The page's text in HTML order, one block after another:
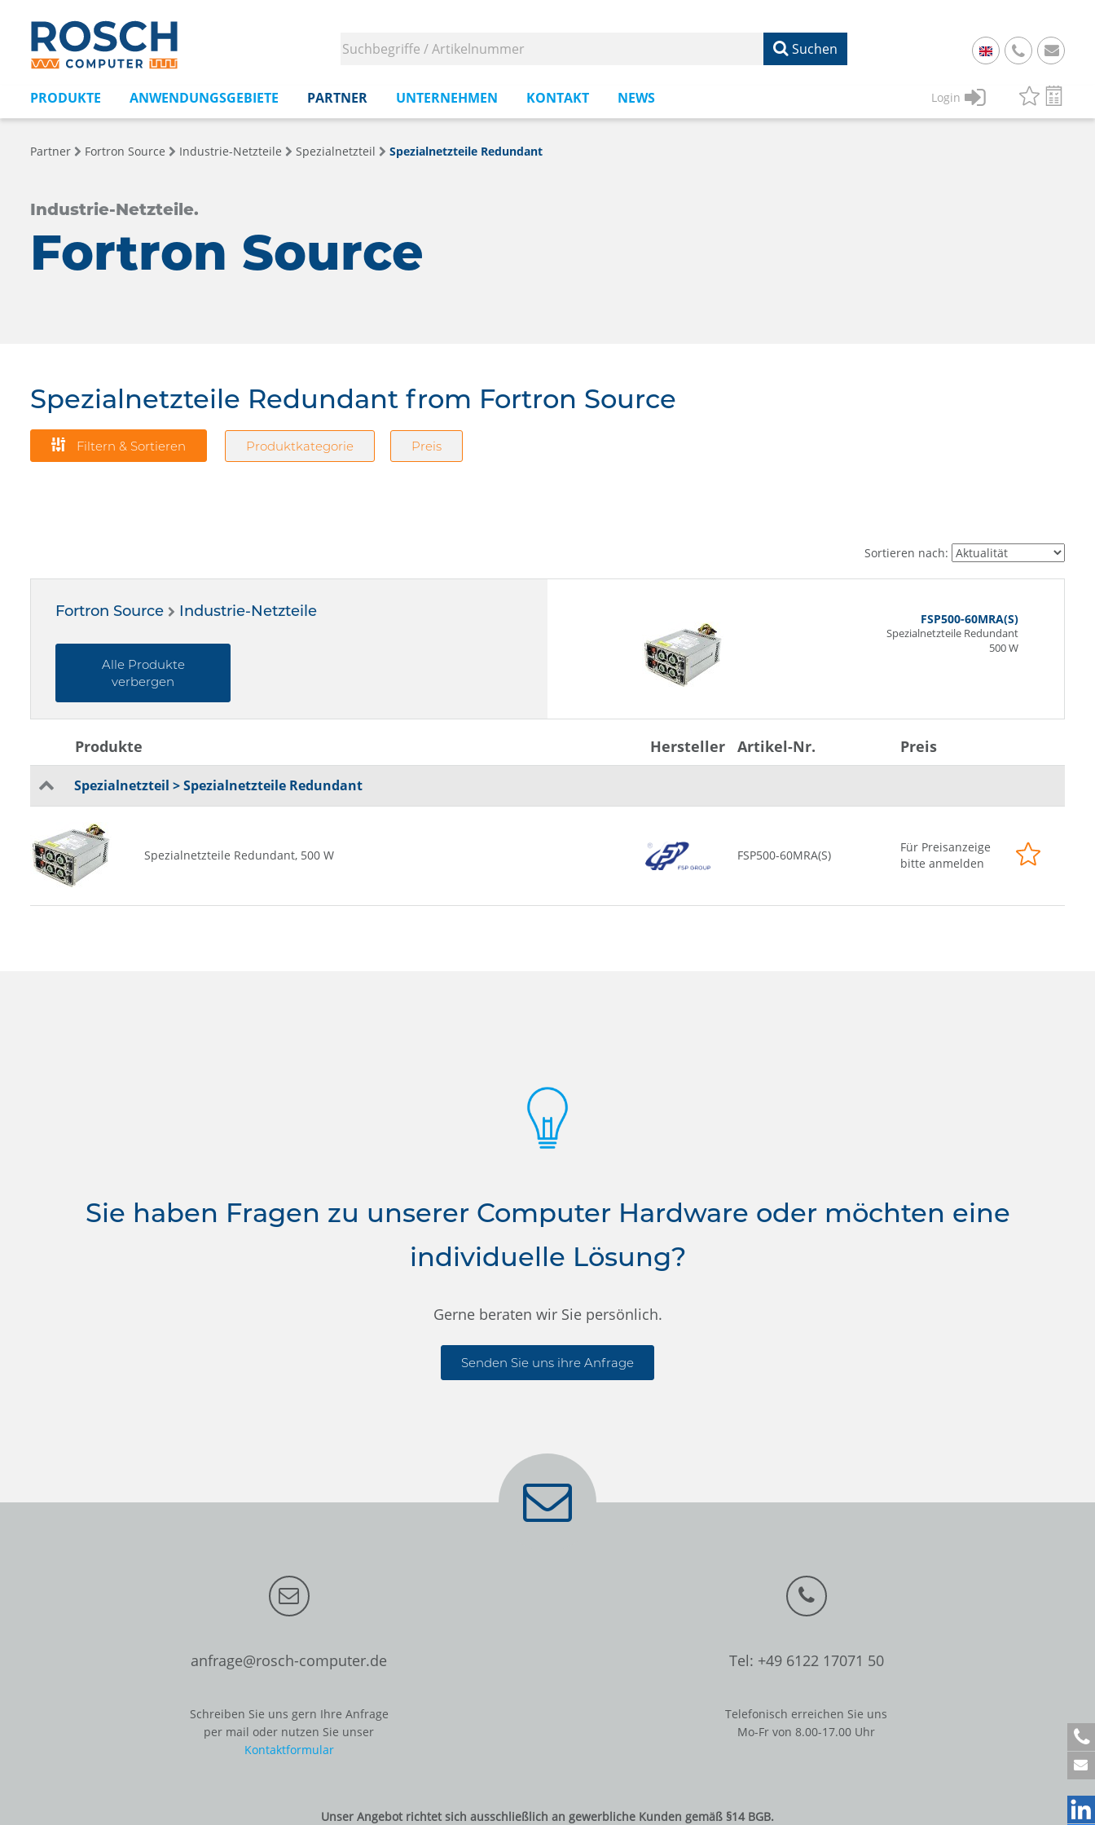
Suchen
49
PRODUKTE ANWENDUNGSGEBIETE PARTNER UNTERNEHMEN KONTAKT NEWS Login
Partner Fortron Source Industrie-Netzteile Spezialnetzteil Spezialnetzteile Redundant
Industrie-Netzteile.
Fortron Source
Spezialnetzteile Redundant from Fortron Source
Filtern & Sortieren Produktkategorie Preis
Sortieren nach:
Fortron Source Industrie-Netzteile
Alle Produkte
verbergen
FSP500-60MRA(S)
Spezialnetzteile Redundant
500 W
Produkte Hersteller Artikel-Nr. Preis
Spezialnetzteil > Spezialnetzteile Redundant
Spezialnetzteile Redundant, 500 W FSP500-60MRA(S)
Für Preisanzeige
bitte anmelden
Sie haben Fragen zu unserer Computer Hardware oder möchten eine
individuelle Lösung?
Gerne beraten wir Sie persönlich.
Senden Sie uns ihre Anfrage
+
4
9
2
anfrage@rosch-computer.de
Schreiben Sie uns gern Ihre Anfrage
per mail oder nutzen Sie unser
Kontaktformular
Tel: +49 6122 17071 50
Telefonisch erreichen Sie uns
Mo-Fr von 8.00-17.00 Uhr
Unser Angebot richtet sich ausschließlich an gewerbliche Kunden gemäß §14 BGB.